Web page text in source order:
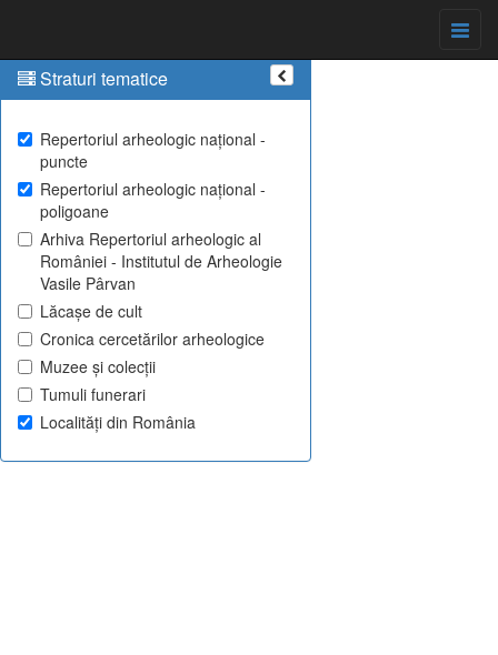
Straturi tematice
Repertoriul arheologic național -
puncte
Repertoriul arheologic național -
poligoane
Arhiva Repertoriul arheologic al
României - Institutul de Arheologie
Vasile Pârvan
Lăcașe de cult
Cronica cercetărilor arheologice
Muzee și colecții
Tumuli funerari
Localități din România